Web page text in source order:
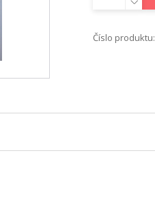
Číslo produktu: